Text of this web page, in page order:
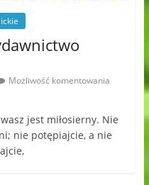
Możliwość komentowania
jest miłosierny. Nie
nie potępiajcie, a nie